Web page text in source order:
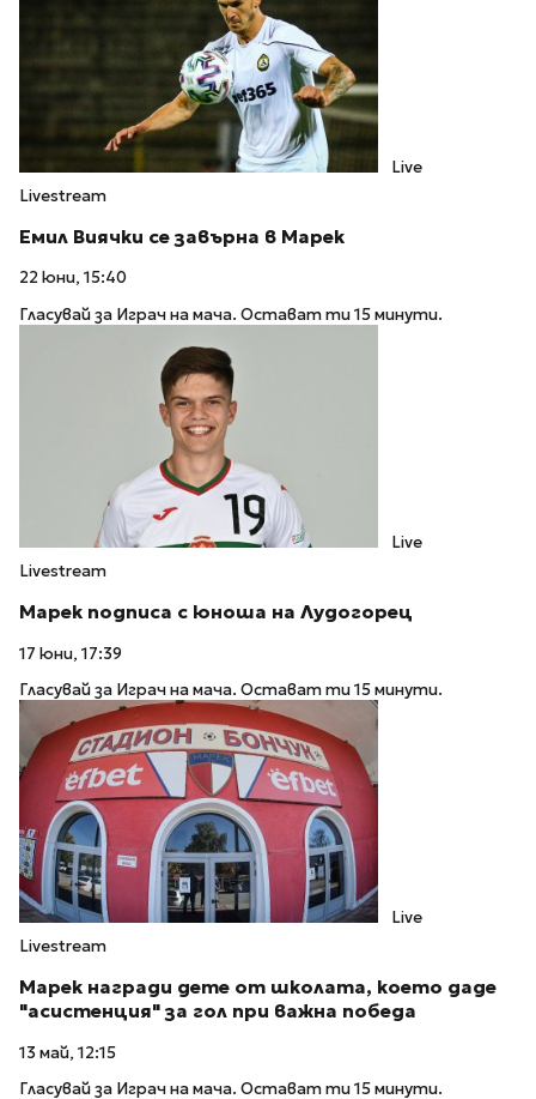
Live
Livestream
Емил Виячки се завърна в Марек
22 юни, 15:40
Гласувай за Играч на мача. Остават ти 15 минути.
Live
Livestream
Марек подписа с юноша на Лудогорец
17 юни, 17:39
Гласувай за Играч на мача. Остават ти 15 минути.
Live
Livestream
Марек награди дете от школата, което даде
"асистенция" за гол при важна победа
13 май, 12:15
Гласувай за Играч на мача. Остават ти 15 минути.